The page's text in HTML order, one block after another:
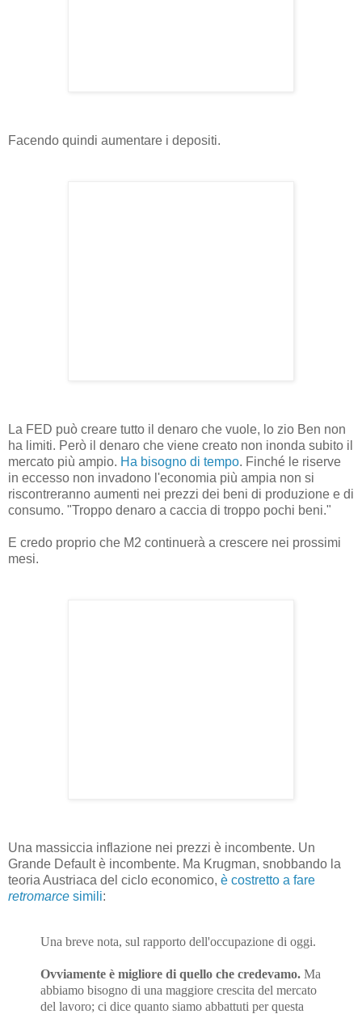
Facendo quindi aumentare i depositi.
La FED può creare tutto il denaro che vuole, lo zio Ben non
ha limiti. Però il denaro che viene creato non inonda subito il
mercato più ampio. Ha bisogno di tempo. Finché le riserve
in eccesso non invadono l'economia più ampia non si
riscontreranno aumenti nei prezzi dei beni di produzione e di
consumo. "Troppo denaro a caccia di troppo pochi beni."
E credo proprio che M2 continuerà a crescere nei prossimi
mesi.
Una massiccia inflazione nei prezzi è incombente. Un
Grande Default è incombente. Ma Krugman, snobbando la
teoria Austriaca del ciclo economico, è costretto a fare
retromarce simili:
Una breve nota, sul rapporto dell'occupazione di oggi.
Ovviamente è migliore di quello che credevamo. Ma
abbiamo bisogno di una maggiore crescita del mercato
del lavoro; ci dice quanto siamo abbattuti per questa